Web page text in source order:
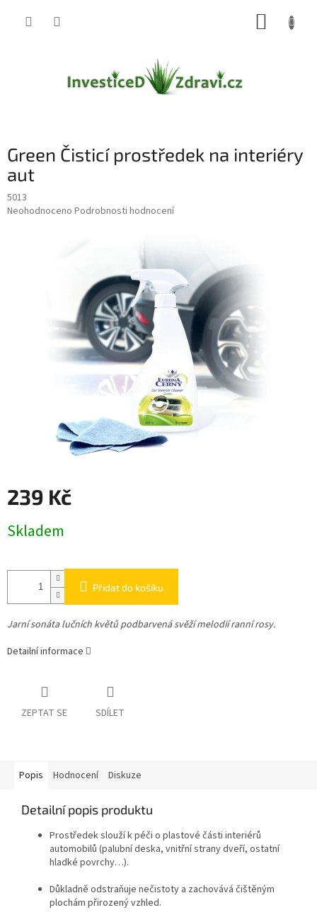
Green Čisticí prostředek na interiéry
aut
5013
Průměrné
Neohodnoceno Podrobnosti hodnocení
239 Kč
cena:
Skladem
Přidat do košíku
Jarní sonáta lučních květů podbarvená svěží melodií ranní rosy.
Detailní informace
ZEPTAT SE SDÍLET
Popis Hodnocení Diskuze
Detailní popis produktu
Prostředek slouží k péči o plastové části interiérů
automobilů (palubní deska, vnitřní strany dveří, ostatní
hladké povrchy…).
Důkladně odstraňuje nečistoty a zachovává čištěným
plochám přirozený vzhled.